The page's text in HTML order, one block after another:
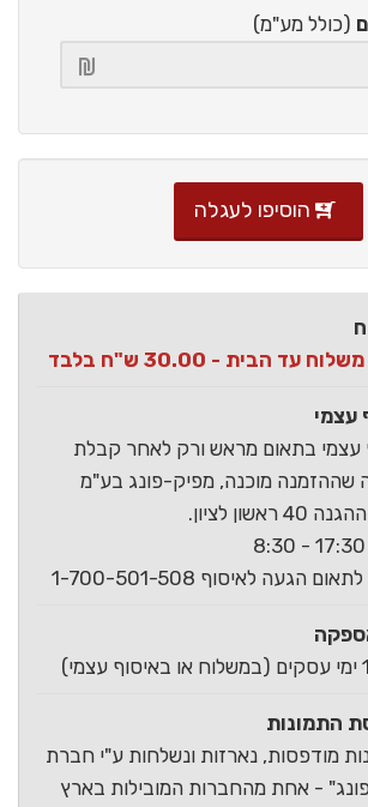
(כולל מע"מ)
הוסיפו לעגלה
עד הבית - 30.00 ש"ח בלבד
עצמי
עצמי בתאום מראש ורק לאחר קבלת
שההזמנה מוכנה, מפיק-פונג בע"מ
ראשון לציון.
הגעה לאיסוף 1-700-501-508
התמונות
מודפסות, נארזות ונשלחות ע"י חברת
- אחת מהחברות המובילות בארץ